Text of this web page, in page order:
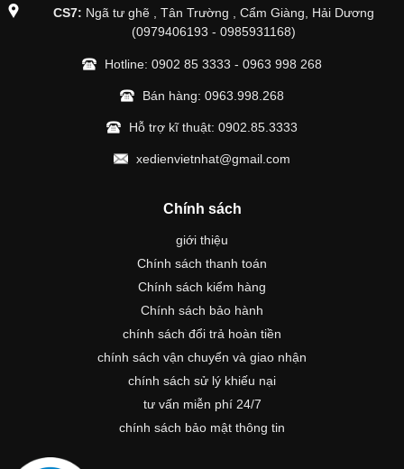
CS7: Ngã tư ghẽ , Tân Trường , Cẩm Giàng, Hải Dương
(0979406193 - 0985931168)
Hotline: 0902 85 3333 - 0963 998 268
Bán hàng: 0963.998.268
Hỗ trợ kĩ thuật: 0902.85.3333
xedienvietnhat@gmail.com
Chính sách
giới thiệu
Chính sách thanh toán
Chính sách kiểm hàng
Chính sách bảo hành
chính sách đổi trả hoàn tiền
chính sách vận chuyển và giao nhận
chính sách sử lý khiếu nại
tư vấn miễn phí 24/7
chính sách bảo mật thông tin